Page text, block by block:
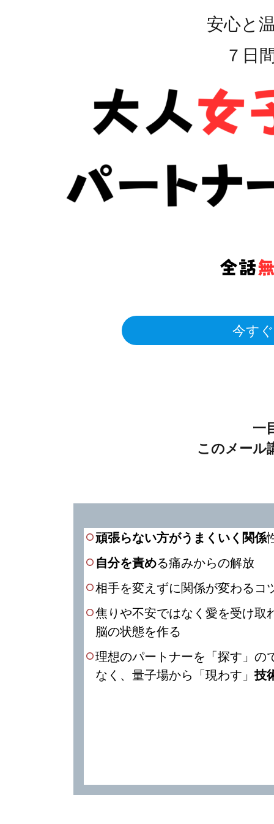
安心と
７日
今す
一
このメール
頑張らない方がうまくいく関係
自分を責める痛みからの解放
相手を変えずに関係が変わるコ
焦りや不安ではなく愛を受け取
脳の状態を作る
理想のパートナーを「探す」の
なく、量子場から「現わす」 技